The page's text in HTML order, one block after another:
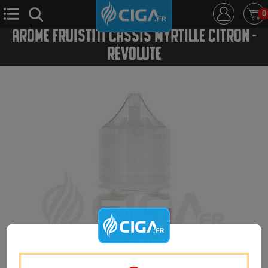
0
ARÔME FRUISTITI CASSIS MYRTILLE CITRON -
RÉVOLUTE